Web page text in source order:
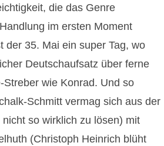
die das Genre
im ersten Moment
der 35. Mai ein super Tag, wo
Deutschaufsatz über ferne
wie Konrad. Und so
Schmitt vermag sich aus der
so wirklich zu lösen) mit
(Christoph Heinrich blüht